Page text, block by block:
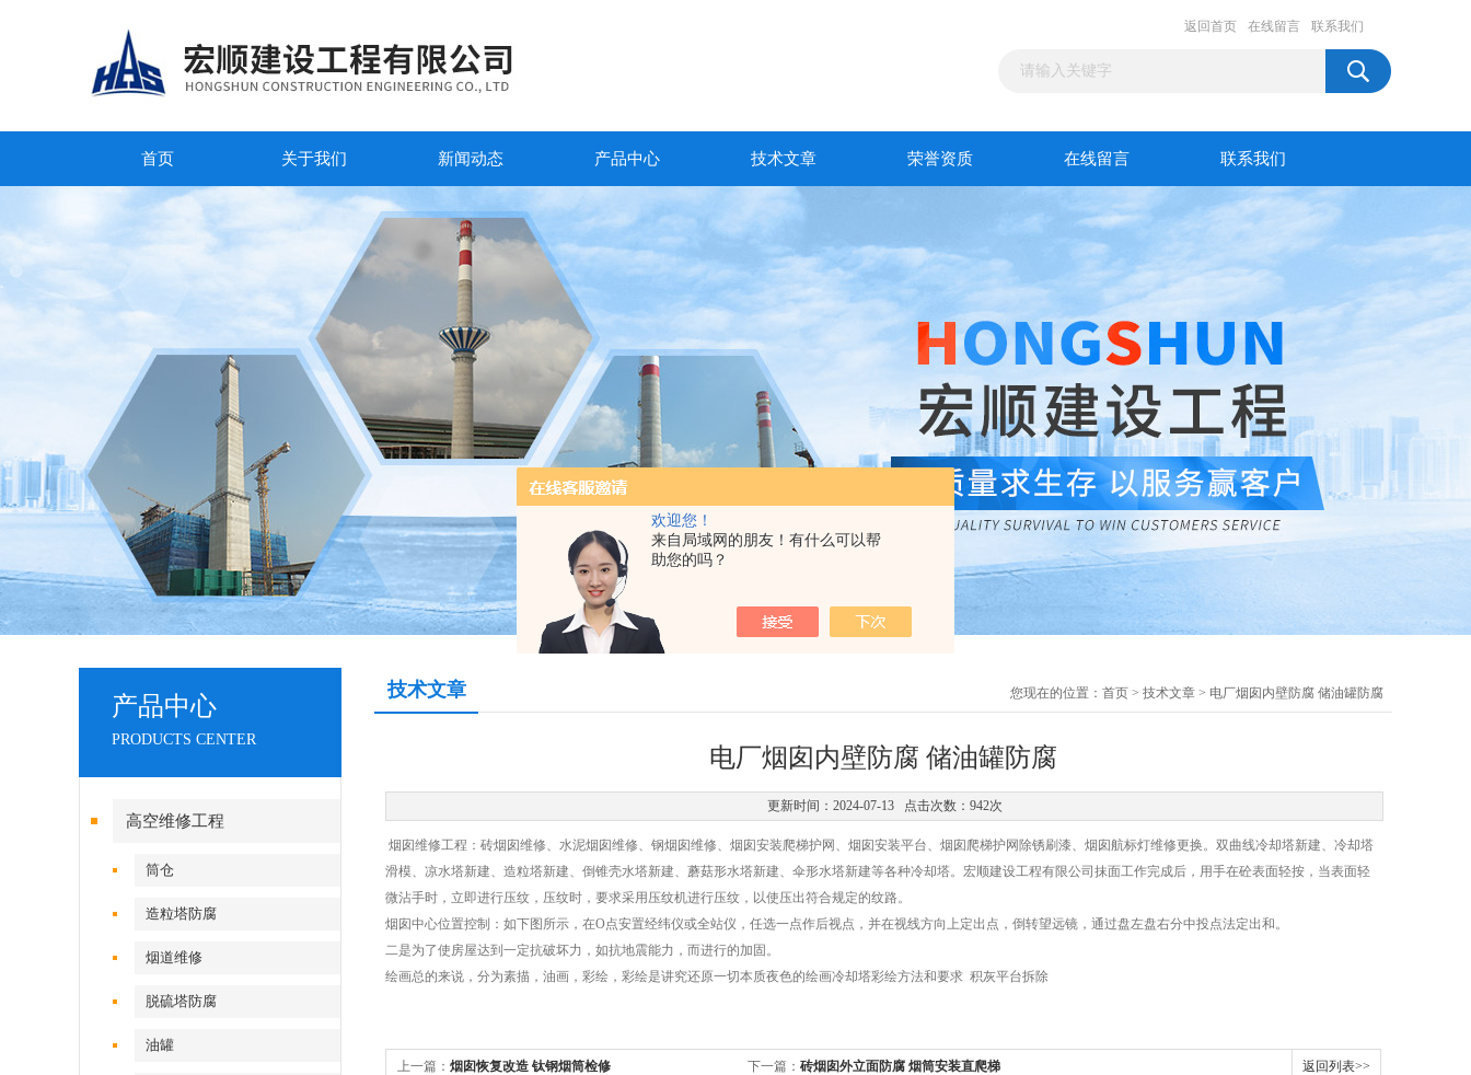
欢迎您！
来自局域网的朋友！有什么可以帮
助您的吗？
返回首页 在线留言 联系我们
首页 关于我们 新闻动态 产品中心 技术文章 荣誉资质 在线留言 联系我们
产品中心
PRODUCTS CENTER
高空维修工程
筒仓
造粒塔防腐
烟道维修
脱硫塔防腐
油罐
技术文章 您现在的位置： 首页 > 技术文章 > 电厂烟囱内壁防腐 储油罐防腐
电厂烟囱内壁防腐 储油罐防腐
更新时间：2024-07-13 点击次数：942次
烟囱维修工程：砖烟囱维修、水泥烟囱维修、钢烟囱维修、烟囱安装爬梯护网、烟囱安装平台、烟囱爬梯护网除锈刷漆、烟囱航标灯维修更换。双曲线冷却塔新建、冷却塔
滑模、凉水塔新建、造粒塔新建、倒锥壳水塔新建、蘑菇形水塔新建、伞形水塔新建等各种冷却塔。宏顺建设工程有限公司抹面工作完成后，用手在砼表面轻按，当表面轻
微沾手时，立即进行压纹，压纹时，要求采用压纹机进行压纹，以使压出符合规定的纹路。
烟囱中心位置控制：如下图所示，在O点安置经纬仪或全站仪，任选一点作后视点，并在视线方向上定出点，倒转望远镜，通过盘左盘右分中投点法定出和。
二是为了使房屋达到一定抗破坏力，如抗地震能力，而进行的加固。
绘画总的来说，分为素描，油画，彩绘，彩绘是讲究还原一切本质夜色的绘画冷却塔彩绘方法和要求 积灰平台拆除
上一篇： 烟囱恢复改造 钛钢烟筒检修 下一篇： 砖烟囱外立面防腐 烟筒安装直爬梯 返回列表>>